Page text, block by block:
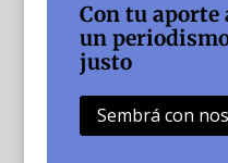
Con tu aporte
un
justo
Sembrá con